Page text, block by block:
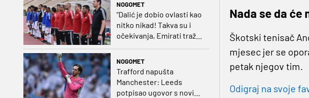
NOGOMET
“Dalić je dobio ovlasti kao
nitko nikad! Takva su i
očekivanja, Emirati traže
NOGOMET
Trafford napušta
Manchester: Leeds
potpisao ugovor s novim
Nada se da će
Škotski tenisač
mjesec jer se
petak njegov tim.
Odigraj na svoje